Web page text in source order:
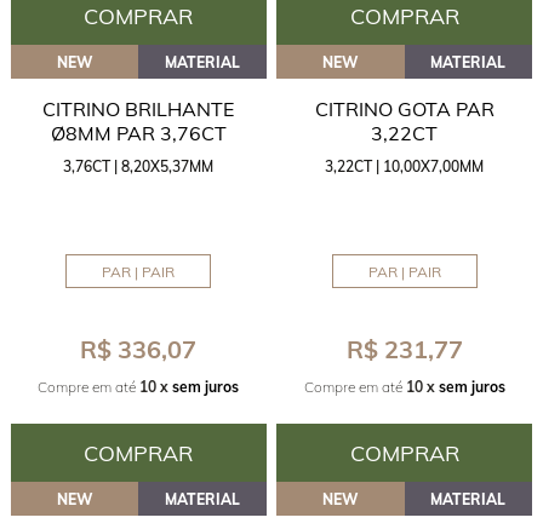
COMPRAR COMPRAR
NEW MATERIAL
CITRINO BRILHANTE
Ø8MM PAR 3,76CT
3,76CT | 8,20X5,37MM
PAR | PAIR
R$ 336,07
Compre em até 10 x sem juros
COMPRAR
NEW MATERIAL
CITRINO GOTA PAR
3,22CT
3,22CT | 10,00X7,00MM
PAR | PAIR
R$ 231,77
Compre em até 10 x sem juros
COMPRAR
NEW MATERIAL NEW MATERIAL